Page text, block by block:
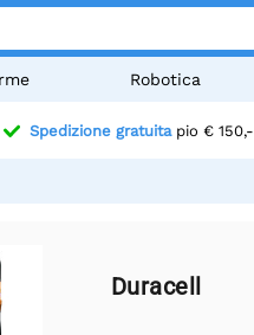
Robotica
Spedizione gratuitapio € 150,-
Duracell